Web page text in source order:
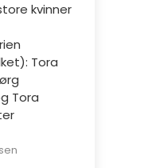
kvinner
Tora
Tora